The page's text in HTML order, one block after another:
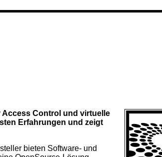
Control und virtuelle
Erfahrungen und zeigt
bieten Software- und